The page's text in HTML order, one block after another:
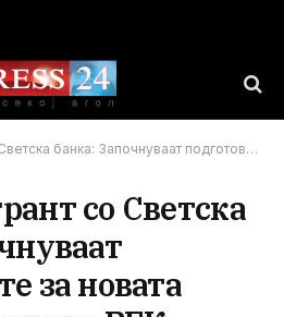
подготовките за новата гасна централа во РЕК Битола од 200 милиони евра
со Светска
за новата